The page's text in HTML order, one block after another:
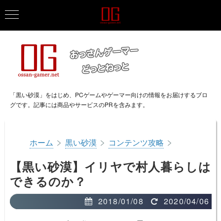
「黒い砂漠」をはじめ、PCゲームやゲーマー向けの情報をお届けするブロ
グです。記事には商品やサービスのPRを含みます。
ホーム > 黒い砂漠 > コンテンツ攻略 >
【黒い砂漠】イリヤで村人暮らしは
できるのか？
2018/01/08
2020/04/06